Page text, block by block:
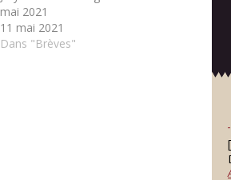
mai 2021
11 mai 2021
Dans "Brèves"